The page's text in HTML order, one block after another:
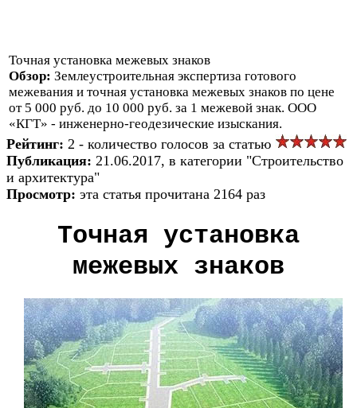
Точная установка межевых знаков
Обзор: Землеустроительная экспертиза готового
межевания и точная установка межевых знаков по цене
от 5 000 руб. до 10 000 руб. за 1 межевой знак. ООО
«КГТ» - инженерно-геодезические изыскания.
Рейтинг: 2 - количество голосов за статью
Публикация: 21.06.2017, в категории "Строительство
и архитектура"
Просмотр: эта статья прочитана 2164 раз
Точная установка
межевых знаков